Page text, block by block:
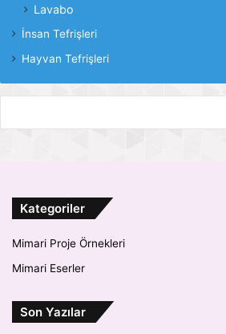
Lavabo
İnsan Tefrişleri
Hayvan Tefrişleri
Kategoriler
Mimari Proje Örnekleri
Mimari Eserler
Son Yazılar